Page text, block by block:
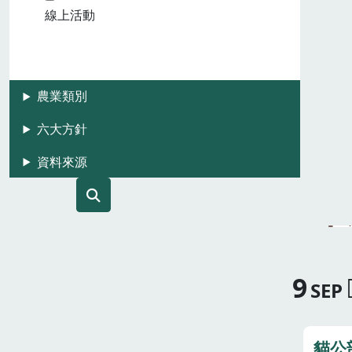
線上活動
農業類別
六大方針
資料來源
9SEP